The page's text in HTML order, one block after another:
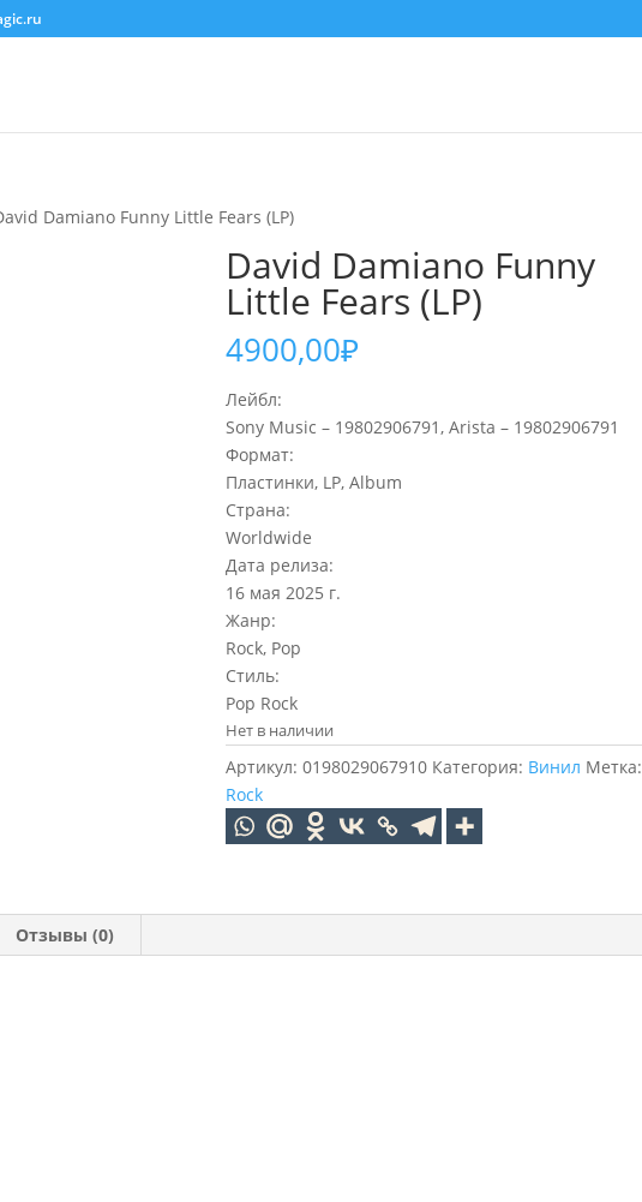
Damiano Funny Little Fears (LP)
David Damiano Funny
Little Fears (LP)
4900,00₽
Лейбл:
Sony Music – 19802906791, Arista – 19802906791
Формат:
Пластинки, LP, Album
Страна:
Worldwide
Дата релиза:
16 мая 2025 г.
Жанр:
Rock, Pop
Стиль:
Pop Rock
Нет в наличии
Артикул:0198029067910 Категория: Винил Метка:
Rock
Отзывы (0)